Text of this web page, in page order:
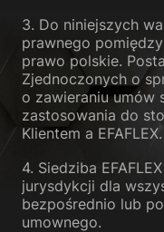
3. Do niniejszych
prawnego
prawo polskie.
Zjednoczonych o
o zawieraniu umów
zastosowania do
Klientem a EFAFLEX.
4. Siedziba
jurysdykcji dla
bezpośrednio lub
umownego.